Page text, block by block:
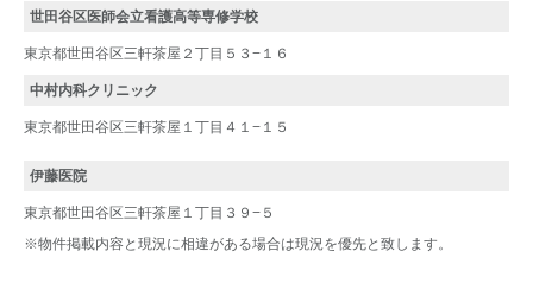
世田谷区医師会立看護高等専修学校
東京都世田谷区三軒茶屋２丁目５３−１６
中村内科クリニック
東京都世田谷区三軒茶屋１丁目４１−１５
伊藤医院
東京都世田谷区三軒茶屋１丁目３９−５
※物件掲載内容と現況に相違がある場合は現況を優先と致します。